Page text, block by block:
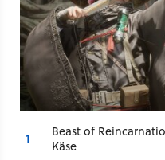
1
Beast of
Käse